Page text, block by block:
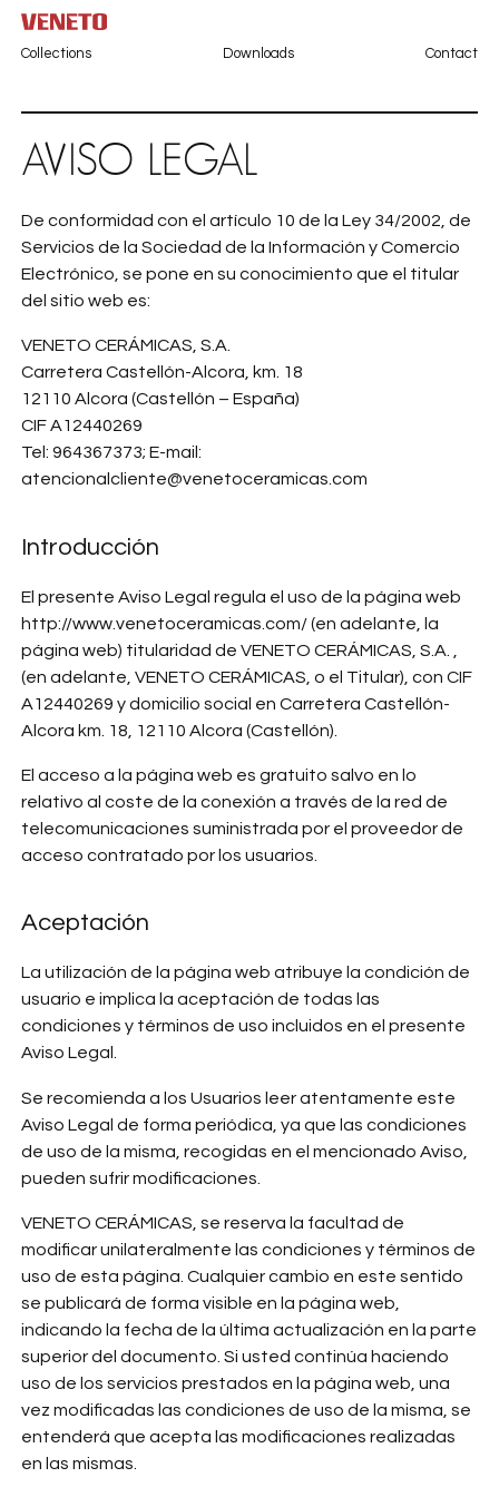
Collections Downloads Contact
AVISO LEGAL
De conformidad con el artículo 10 de la Ley 34/2002, de
Servicios de la Sociedad de la Información y Comercio
Electrónico, se pone en su conocimiento que el titular
del sitio web es:
VENETO CERÁMICAS, S.A.
Carretera Castellón-Alcora, km. 18
12110 Alcora (Castellón – España)
CIF A12440269
Tel: 964367373; E-mail:
atencionalcliente@venetoceramicas.com
Introducción
El presente Aviso Legal regula el uso de la página web
http://www.venetoceramicas.com/ (en adelante, la
página web) titularidad de VENETO CERÁMICAS, S.A. ,
(en adelante, VENETO CERÁMICAS, o el Titular), con CIF
A12440269 y domicilio social en Carretera Castellón-
Alcora km. 18, 12110 Alcora (Castellón).
El acceso a la página web es gratuito salvo en lo
relativo al coste de la conexión a través de la red de
telecomunicaciones suministrada por el proveedor de
acceso contratado por los usuarios.
Aceptación
La utilización de la página web atribuye la condición de
usuario e implica la aceptación de todas las
condiciones y términos de uso incluidos en el presente
Aviso Legal.
Se recomienda a los Usuarios leer atentamente este
Aviso Legal de forma periódica, ya que las condiciones
de uso de la misma, recogidas en el mencionado Aviso,
pueden sufrir modificaciones.
VENETO CERÁMICAS, se reserva la facultad de
modificar unilateralmente las condiciones y términos de
uso de esta página. Cualquier cambio en este sentido
se publicará de forma visible en la página web,
indicando la fecha de la última actualización en la parte
superior del documento. Si usted continúa haciendo
uso de los servicios prestados en la página web, una
vez modificadas las condiciones de uso de la misma, se
entenderá que acepta las modificaciones realizadas
en las mismas.